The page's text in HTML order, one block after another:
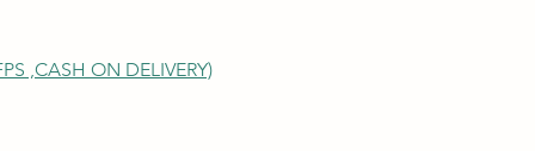
,CASH ON DELIVERY)